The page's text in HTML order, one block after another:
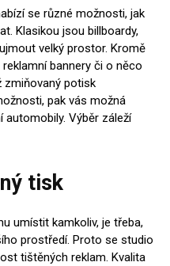
se různé možnosti, jak
Klasikou jsou billboardy,
velký prostor. Kromě
bannery či o něco
zmiňovaný potisk
pak vás možná
automobily. Výběr záleží
tisk
umístit kamkoliv, je třeba,
prostředí. Proto se studio
tištěných reklam. Kvalita